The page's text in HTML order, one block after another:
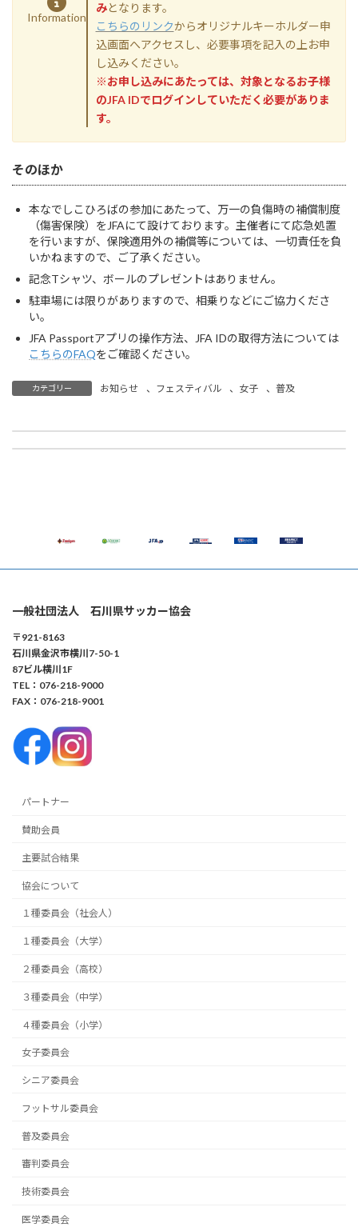
Information
みとなります。
こちらのリンクからオリジナルキーホルダー申
込画面へアクセスし、必要事項を記入の上お申
し込みください。
※お申し込みにあたっては、対象となるお子様
のJFA IDでログインしていただく必要がありま
す。
そのほか
本なでしこひろばの参加にあたって、万一の負傷時の補償制度
（傷害保険）をJFAにて設けております。主催者にて応急処置
を行いますが、保険適用外の補償等については、一切責任を負
いかねますので、ご了承ください。
記念Tシャツ、ボールのプレゼントはありません。
駐車場には限りがありますので、相乗りなどにご協力くださ
い。
JFA Passportアプリの操作方法、JFA IDの取得方法については
こちらのFAQをご確認ください。
カテゴリー お知らせ 、 フェスティバル 、 女子 、 普及
【普及・キッズ】5月10日(日) JFAキッズ(U-6・U-8)サッカーフェスティバル2026（ゲーム形式＆サッカー教室） 参加者募集 ※申込終了
一般社団法人 石川県サッカー協会
〒921-8163
石川県金沢市横川7-50-1
87ビル横川1F
TEL：076-218-9000
FAX：076-218-9001
パートナー
賛助会員
主要試合結果
協会について
１種委員会（社会人）
１種委員会（大学）
２種委員会（高校）
３種委員会（中学）
４種委員会（小学）
女子委員会
シニア委員会
フットサル委員会
普及委員会
審判委員会
技術委員会
医学委員会